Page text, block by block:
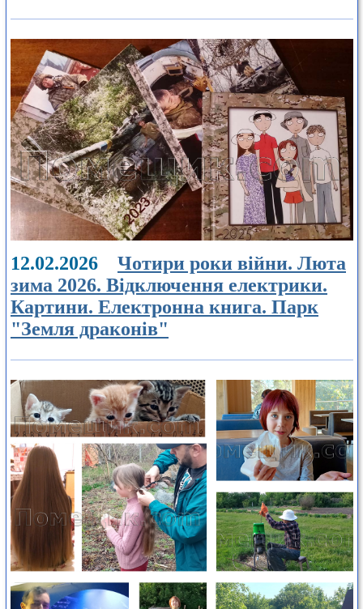
12.02.2026 Чотири роки війни. Люта
зима 2026. Відключення електрики.
Картини. Електронна книга. Парк
"Земля драконів"